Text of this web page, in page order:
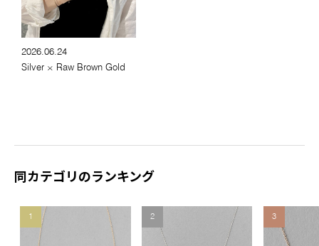
2026.06.24
Silver × Raw Brown Gold
同カテゴリのランキング
1 2 3